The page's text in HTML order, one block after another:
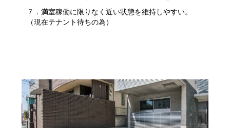
７．満室稼働に限りなく近い状態を維持しやすい。
（現在テナント待ちの為）